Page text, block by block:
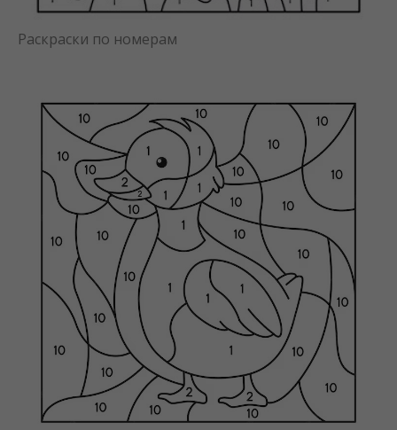
Раскраски по номерам